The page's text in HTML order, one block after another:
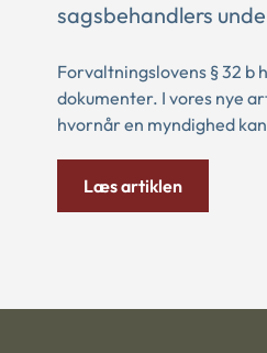
sagsbehandlers
Forvaltningslovens § 32 b
dokumenter. I vores nye
hvornår en myndighed
Læs artiklen